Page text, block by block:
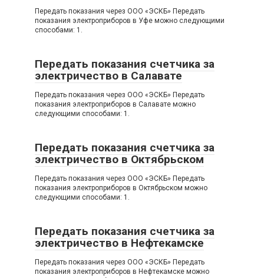
Передать показания через OOO «ЭСКБ» Передать
показания электроприборов в Уфе можно следующими
способами: 1.
Передать показания счетчика за
электричество в Салавате
Передать показания через OOO «ЭСКБ» Передать
показания электроприборов в Салавате можно
следующими способами: 1.
Передать показания счетчика за
электричество в Октябрьском
Передать показания через OOO «ЭСКБ» Передать
показания электроприборов в Октябрьском можно
следующими способами: 1.
Передать показания счетчика за
электричество в Нефтекамске
Передать показания через OOO «ЭСКБ» Передать
показания электроприборов в Нефтекамске можно